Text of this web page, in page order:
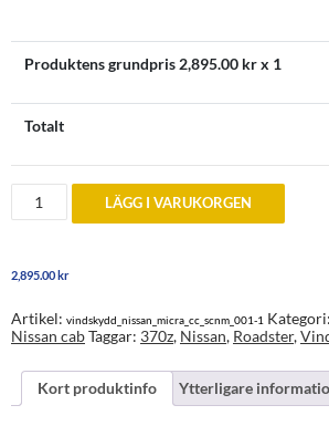
Produktens grundpris 2,895.00 kr x 1
Totalt
Vindskydd
Nissan
2009
senare
mängd
LÄGG I VARUKORGEN
2,895.00kr
Artikel: vindskydd_nissan_micra_cc_scnm_001-1 Kategori:
Nissan cabTaggar: 370z, Nissan, Roadster,
Kort produktinfo Ytterligare